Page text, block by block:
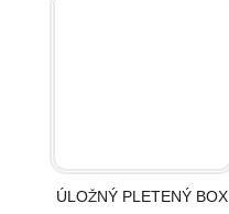
ÚLOŽNÝ PLETENÝ BOX